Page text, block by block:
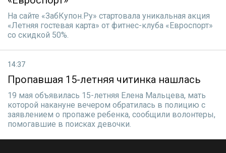
На сайте «ЗабКупон.Ру» стартовала уникальная акция
«Летняя гостевая карта» от фитнес-клуба «Евроспорт»
со скидкой 50%.
14:37
Пропавшая 15-летняя читинка нашлась
19 мая объявилась 15-летняя Елена Мальцева, мать
которой накануне вечером обратилась в полицию с
заявлением о пропаже ребенка, сообщили волонтеры,
помогавшие в поисках девочки.